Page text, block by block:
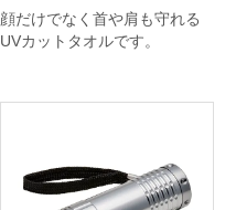
顔だけでなく首や肩も守れる
UVカットタオルです。